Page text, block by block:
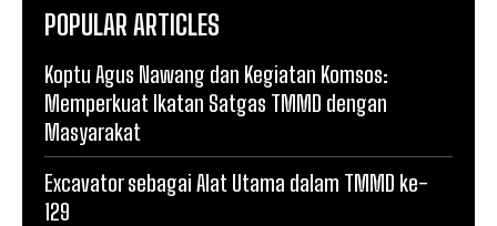
POPULAR ARTICLES
Koptu Agus Nawang dan Kegiatan Komsos:
Memperkuat Ikatan Satgas TMMD dengan
Masyarakat
Excavator sebagai Alat Utama dalam TMMD ke-
129